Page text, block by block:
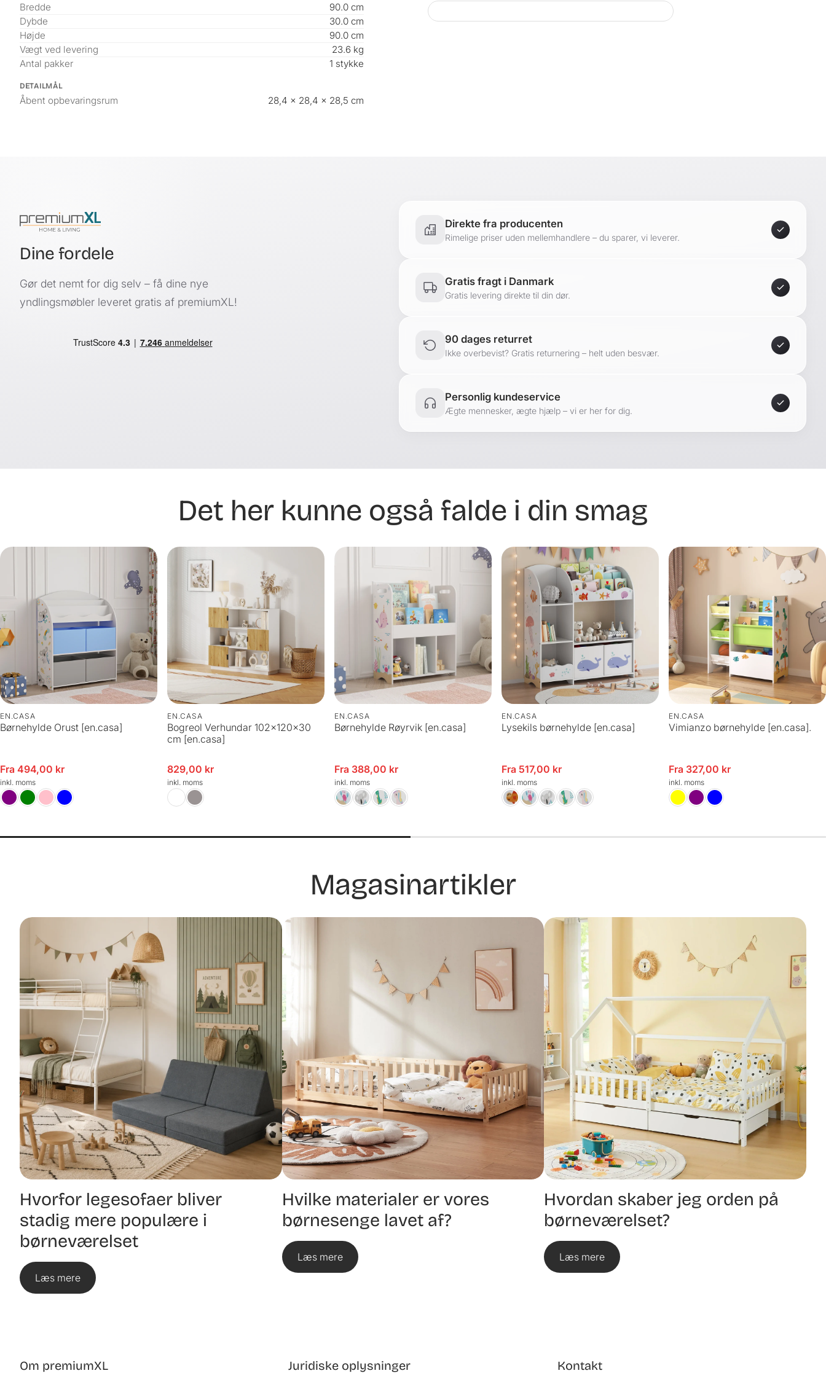
. - Fire åbne rum til dekorationer, bøger eller tilbehør
. - Ideel til børneværelset, stuen eller hjemmekontoret
Bredde
90.0 cm
Dybde
30.0 cm
Højde
90.0 cm
Vægt ved levering
23.6 kg
Antal pakker
1 stykke
DETAILMÅL
Åbent opbevaringsrum 28,4 × 28,4 × 28,5 cm
Dine fordele
Gør det nemt for dig selv – få dine nye
yndlingsmøbler leveret gratis af premiumXL!
Direkte fra producenten
Rimelige priser uden mellemhandlere – du sparer, vi leverer.
Gratis fragt i Danmark
Gratis levering direkte til din dør.
90 dages returret
Ikke overbevist? Gratis returnering – helt uden besvær.
Personlig kundeservice
Ægte mennesker, ægte hjælp – vi er her for dig.
Det her kunne også falde i din smag
EN.CASA
Børnehylde Orust [en.casa]
Fra 494,00 kr
inkl. moms
EN.CASA
Bogreol Verhundar 102x120x30
cm [en.casa]
Udsalgspris
829,00 kr
inkl. moms
EN.CASA
Børnehylde Røyrvik [en.casa]
Udsalgspris
Fra 388,00 kr
inkl. moms
EN.CASA
Lysekils børnehylde [en.casa]
Udsalgspris
Fra 517,00 kr
inkl. moms
EN.CASA
Vimianzo børnehylde [en.casa].
Udsalgspris
Fra 327,00 kr
inkl. moms
Magasinartikler
Hvorfor legesofaer bliver
stadig mere populære i
børneværelset
Læs mere
Hvilke materialer er vores
børnesenge lavet af?
Læs mere
Hvordan skaber jeg orden på
børneværelset?
Læs mere
Om premiumXL Juridiske oplysninger Kontakt